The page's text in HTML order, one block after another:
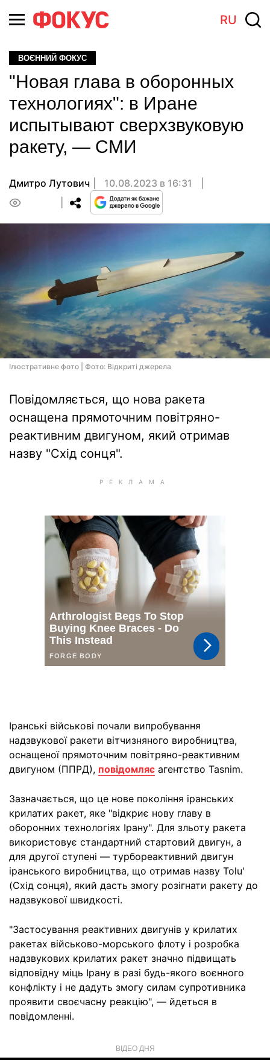
RU
ВОЄННИЙ ФОКУС
"Новая глава в оборонных
технологиях": в Иране
испытывают сверхзвуковую
ракету, — СМИ
Дмитро Лутович
10.08.2023 в 16:31
Ілюстративне фото | Фото: Відкриті джерела
Повідомляється, що нова ракета
оснащена прямоточним повітряно-
реактивним двигуном, який отримав
назву "Схід сонця".
Іранські військові почали випробування
надзвукової ракети вітчизняного виробництва,
оснащеної прямоточним повітряно-реактивним
двигуном (ППРД), повідомляє агентство Tasnim.
Зазначається, що це нове покоління іранських
крилатих ракет, яке "відкриє нову главу в
оборонних технологіях Ірану". Для зльоту ракета
використовує стандартний стартовий двигун, а
для другої ступені — турбореактивний двигун
іранського виробництва, що отримав назву Tolu'
(Схід сонця), який дасть змогу розігнати ракету до
надзвукової швидкості.
"Застосування реактивних двигунів у крилатих
ракетах військово-морського флоту і розробка
надзвукових крилатих ракет значно підвищать
відповідну міць Ірану в разі будь-якого воєнного
конфлікту і не дадуть змогу силам супротивника
проявити своєчасну реакцію", — йдеться в
повідомленні.
ВІДЕО ДНЯ